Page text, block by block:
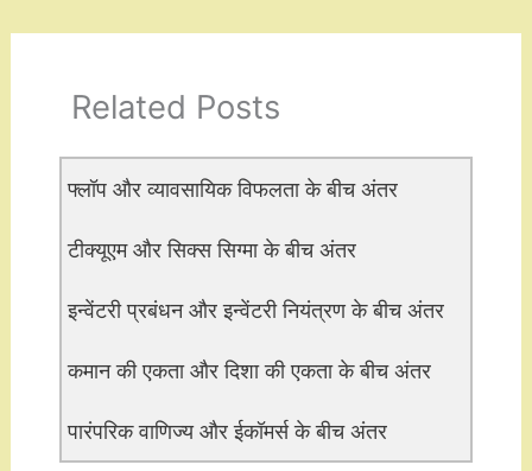
Related Posts
फ्लॉप और व्यावसायिक विफलता के बीच अंतर
टीक्यूएम और सिक्स सिग्मा के बीच अंतर
इन्वेंटरी प्रबंधन और इन्वेंटरी नियंत्रण के बीच अंतर
कमान की एकता और दिशा की एकता के बीच अंतर
पारंपरिक वाणिज्य और ईकॉमर्स के बीच अंतर